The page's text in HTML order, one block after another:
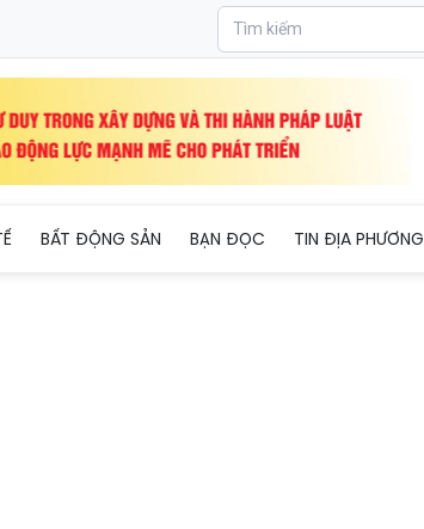
BẤT ĐỘNG SẢN BẠN ĐỌC TIN ĐỊA PHƯƠNG